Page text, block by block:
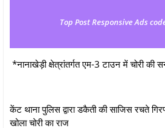
Top Post Responsive Ads
*नानाखेड़ी क्षेत्रांतर्गत एम-3 टाउन में चोरी
केंट थाना पुलिस द्वारा डकैती की साजिस रचते
खोला चोरी का राज